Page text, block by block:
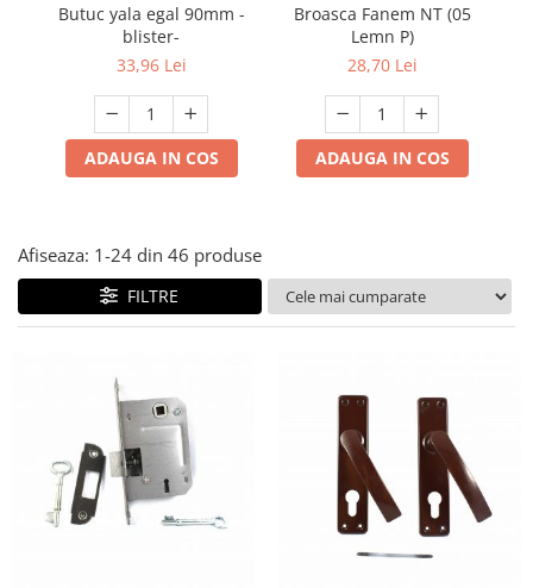
Lampi emergente
Spoturi led pe sina
Prelungitoare/Derulatoare
Triplu Stecher
Întrerupătoare/Comutatoare
Butuc yala egal 90mm -
blister-
33,96 Lei
ADAUGA IN COS
Broasca Fanem NT (05
Lemn P)
28,70 Lei
ADAUGA IN COS
Afiseaza: 1-24 din 46 produse
FILTRE